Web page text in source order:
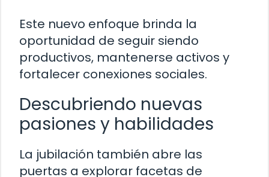
Este nuevo enfoque brinda la
oportunidad de seguir siendo
productivos, mantenerse activos y
fortalecer conexiones sociales.
Descubriendo nuevas
pasiones y habilidades
La jubilación también abre las
puertas a explorar facetas de